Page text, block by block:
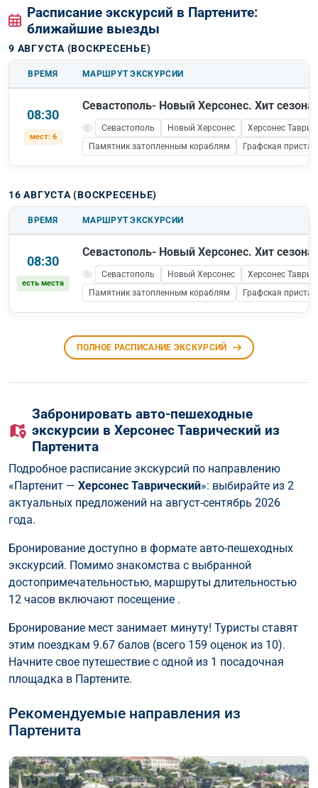
Расписание экскурсий в Партените:
ближайшие выезды
9 АВГУСТА (ВОСКРЕСЕНЬЕ)
ВРЕМЯ МАРШРУТ ЭКСКУРСИИ
08:30
мест: 6
Севастополь- Новый Херсонес. Хит сезона!
Севастополь Новый Херсонес
Херсонес
Памятник затопленным кораблям
Графская
16 АВГУСТА (ВОСКРЕСЕНЬЕ)
ВРЕМЯ МАРШРУТ ЭКСКУРСИИ
08:30
есть места
Севастополь- Новый Херсонес. Хит сезона!
Севастополь Новый Херсонес
Херсонес
Памятник затопленным кораблям
Графская
ПОЛНОЕ РАСПИСАНИЕ ЭКСКУРСИЙ
Забронировать авто-пешеходные
экскурсии в Херсонес Таврический из
Партенита
Подробное расписание экскурсий по направлению
«Партенит — Херсонес Таврический»: выбирайте из 2
актуальных предложений на август-сентябрь 2026
года.
Бронирование доступно в формате авто-пешеходных
экскурсий. Помимо знакомства с выбранной
достопримечательностью, маршруты длительностью
12 часов включают посещение .
Бронирование мест занимает минуту! Туристы ставят
этим поездкам 9.67 балов (всего 159 оценок из 10).
Начните свое путешествие с одной из 1 посадочная
площадка в Партените.
Рекомендуемые направления из
Партенита